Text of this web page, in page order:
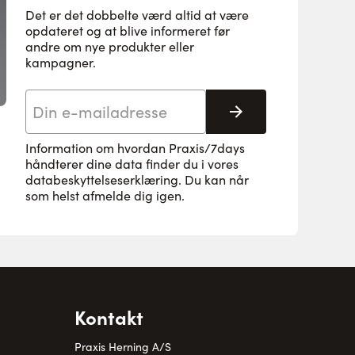
Det er det dobbelte værd altid at være
opdateret og at blive informeret før
andre om nye produkter eller
kampagner.
Tilmeld her
Information om hvordan Praxis/7days
håndterer dine data finder du i vores
databeskyttelseserklæring. Du kan når
som helst afmelde dig igen.
Kontakt
Praxis Herning A/S